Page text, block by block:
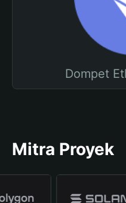
Dompet
Mitra Proyek